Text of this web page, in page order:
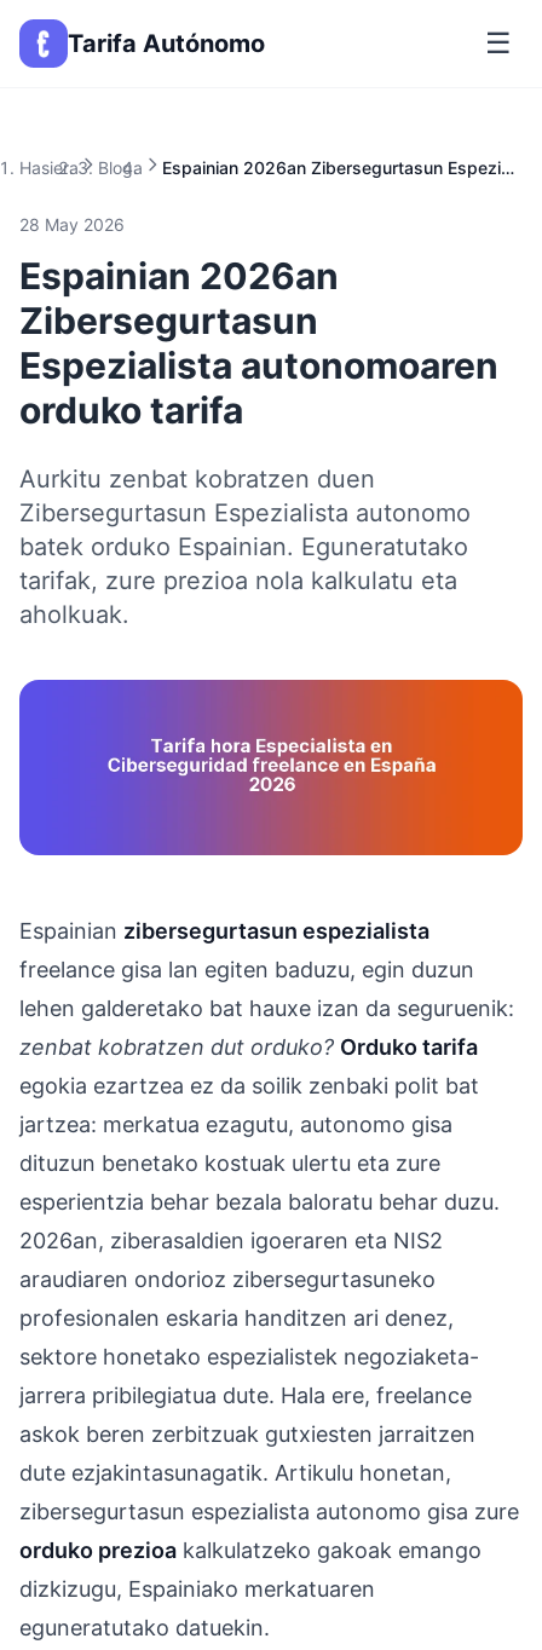
Tarifa Autónomo ☰
Hasiera Bloga Espainian 2026an Zibersegurtasun Espezialista autonomoaren orduko tarifa
28 May 2026
Espainian 2026an
Zibersegurtasun
Espezialista autonomoaren
orduko tarifa
Aurkitu zenbat kobratzen duen
Zibersegurtasun Espezialista autonomo
batek orduko Espainian. Eguneratutako
tarifak, zure prezioa nola kalkulatu eta
aholkuak.
Espainian zibersegurtasun espezialista
freelance gisa lan egiten baduzu, egin duzun
lehen galderetako bat hauxe izan da seguruenik:
zenbat kobratzen dut orduko? Orduko tarifa
egokia ezartzea ez da soilik zenbaki polit bat
jartzea: merkatua ezagutu, autonomo gisa
dituzun benetako kostuak ulertu eta zure
esperientzia behar bezala baloratu behar duzu.
2026an, ziberasaldien igoeraren eta NIS2
araudiaren ondorioz zibersegurtasuneko
profesionalen eskaria handitzen ari denez,
sektore honetako espezialistek negoziaketa-
jarrera pribilegiatua dute. Hala ere, freelance
askok beren zerbitzuak gutxiesten jarraitzen
dute ezjakintasunagatik. Artikulu honetan,
zibersegurtasun espezialista autonomo gisa zure
orduko prezioa kalkulatzeko gakoak emango
dizkizugu, Espainiako merkatuaren
eguneratutako datuekin.